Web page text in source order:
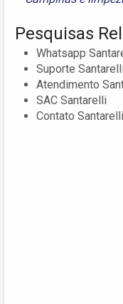
Pesquisas
Whatsapp
Suporte
Atendimento
SAC Santarelli
Contato Santarelli